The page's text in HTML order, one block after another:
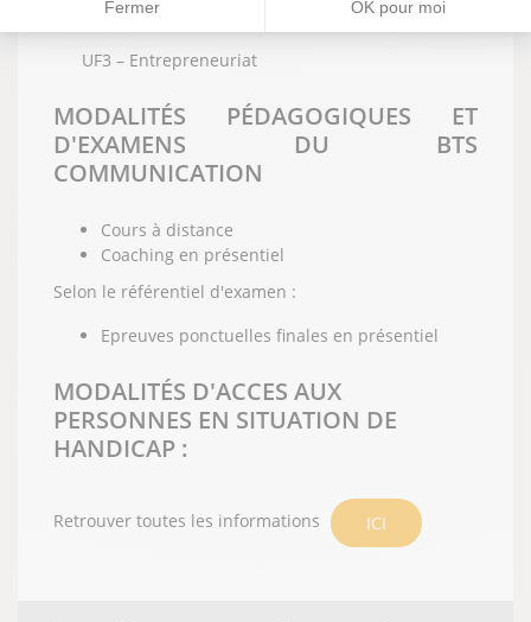
Fermer OK pour moi
UF2 – Engagement étudiant
UF3 – Entrepreneuriat
MODALITÉS PÉDAGOGIQUES ET
D'EXAMENS DU BTS
COMMUNICATION
Cours à distance
Coaching en présentiel
Selon le référentiel d'examen :
Epreuves ponctuelles finales en présentiel
MODALITÉS D'ACCES AUX
PERSONNES EN SITUATION DE
HANDICAP :
Retrouver toutes les informations ICI